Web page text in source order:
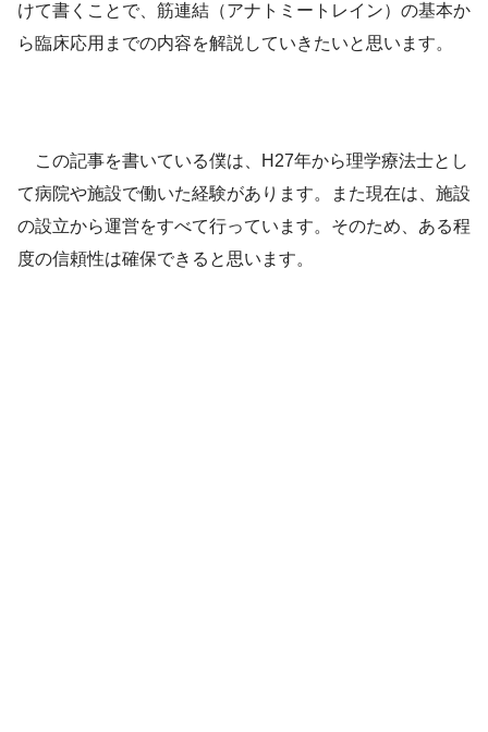
けて書くことで、筋連結（アナトミートレイン）の基本か
ら臨床応用までの内容を解説していきたいと思います。
この記事を書いている僕は、H27年から理学療法士とし
て病院や施設で働いた経験があります。また現在は、施設
の設立から運営をすべて行っています。そのため、ある程
度の信頼性は確保できると思います。